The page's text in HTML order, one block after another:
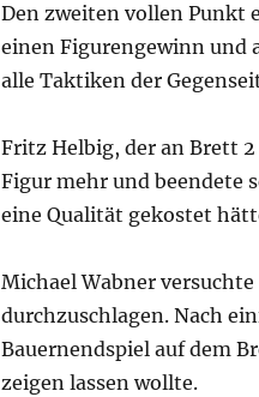
Den zweiten vollen Punkt
einen Figurengewinn und
alle Taktiken der
Fritz Helbig, der an Brett
Figur mehr und beendete
eine Qualität gekostet
Michael Wabner
durchzuschlagen. Nach
Bauernendspiel auf dem
zeigen lassen wollte.